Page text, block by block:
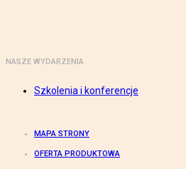
NASZE WYDARZENIA
Szkolenia i konferencje
MAPA STRONY
OFERTA PRODUKTOWA